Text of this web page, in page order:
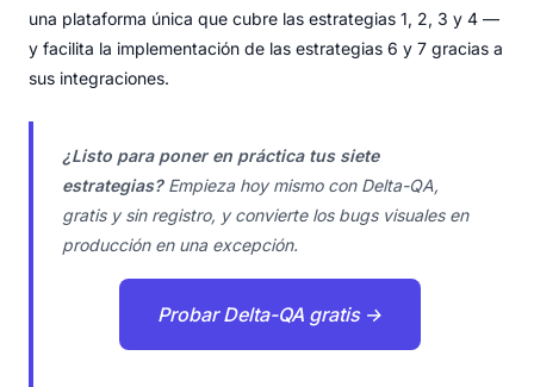
una plataforma única que cubre las estrategias 1, 2, 3 y 4 —
y facilita la implementación de las estrategias 6 y 7 gracias a
sus integraciones.
¿Listo para poner en práctica tus siete
estrategias?Empieza hoy mismo con Delta-QA,
gratis y sin registro, y convierte los bugs visuales en
producción en una excepción.
Probar Delta-QA gratis →